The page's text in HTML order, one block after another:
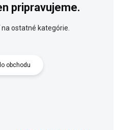
pripravujeme.
ostatné kategórie.
obchodu